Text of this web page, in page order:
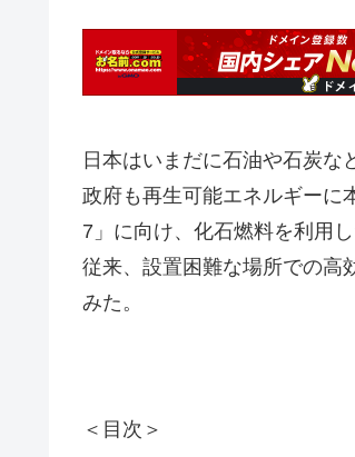
日本はいまだに石油や石炭な
政府も再生可能エネルギーに
7」に向け、化石燃料を利用
従来、設置困難な場所での高
みた。
＜目次＞